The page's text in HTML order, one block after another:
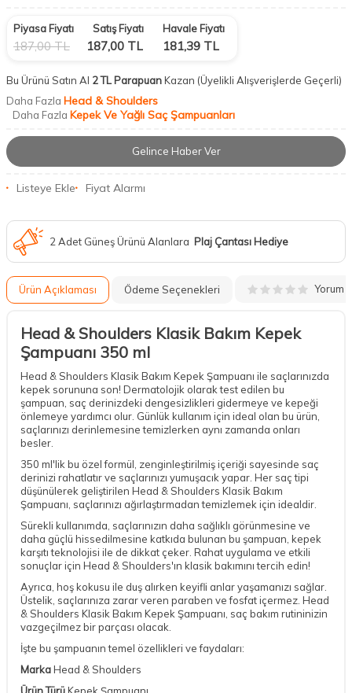
Piyasa Fiyatı
187,00TL
Satış Fiyatı
187,00 TL
Havale Fiyatı
181,39 TL
Bu Ürünü Satın Al 2 TL ParapuanKazan (Üyelikli Alışverişlerde Geçerli)
Daha Fazla Head & Shoulders
Daha Fazla Kepek Ve Yağlı Saç Şampuanları
Gelince Haber Ver
Listeye Ekle Fiyat Alarmı
2 Adet Güneş Ürünü Alanlara Plaj Çantası Hediye
Ürün Açıklaması Ödeme Seçenekleri Yorum
Head & Shoulders Klasik Bakım Kepek
Şampuanı 350 ml
Head & Shoulders Klasik Bakım Kepek Şampuanı ile saçlarınızda
kepek sorununa son! Dermatolojik olarak test edilen bu
şampuan, saç derinizdeki dengesizlikleri gidermeye ve kepeği
önlemeye yardımcı olur. Günlük kullanım için ideal olan bu ürün,
saçlarınızı derinlemesine temizlerken aynı zamanda onları
besler.
350 ml'lik bu özel formül, zenginleştirilmiş içeriği sayesinde saç
derinizi rahatlatır ve saçlarınızı yumuşacık yapar. Her saç tipi
düşünülerek geliştirilen Head & Shoulders Klasik Bakım
Şampuanı, saçlarınızı ağırlaştırmadan temizlemek için idealdir.
Sürekli kullanımda, saçlarınızın daha sağlıklı görünmesine ve
daha güçlü hissedilmesine katkıda bulunan bu şampuan, kepek
karşıtı teknolojisi ile de dikkat çeker. Rahat uygulama ve etkili
sonuçlar için Head & Shoulders'ın klasik bakımını tercih edin!
Ayrıca, hoş kokusu ile duş alırken keyifli anlar yaşamanızı sağlar.
Üstelik, saçlarınıza zarar veren paraben ve fosfat içermez. Head
& Shoulders Klasik Bakım Kepek Şampuanı, saç bakım rutininizin
vazgeçilmez bir parçası olacak.
İşte bu şampuanın temel özellikleri ve faydaları:
MarkaHead & Shoulders
Ürün TürüKepek Şampuanı